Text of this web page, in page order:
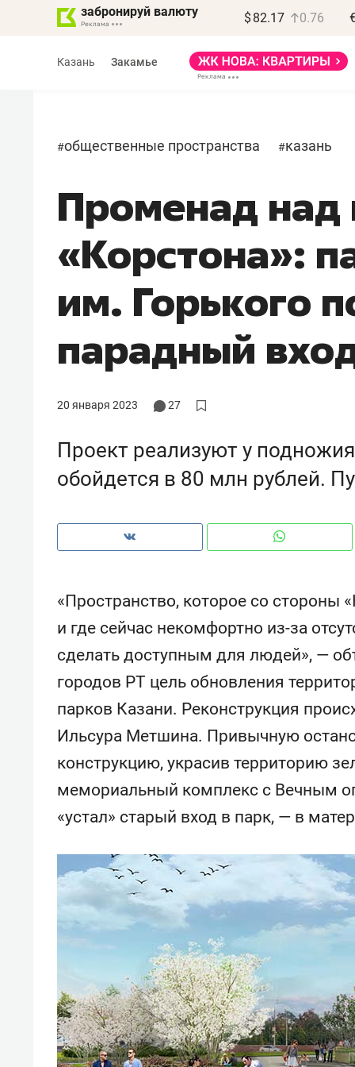
забронируй валюту $ 82.17 0.76
Казань Закамье
#общественные пространства #казань
Променад над
«Корстона»:
им. Горького
парадный
20 января 2023 27
Проект реализуют у
обойдется в 80 млн рублей.
«Пространство, которое со стороны
и где сейчас некомфортно из-за
сделать доступным для людей», —
городов РТ цель обновления
парков Казани. Реконструкция
Ильсура Метшина. Привычную
конструкцию, украсив территорию
мемориальный комплекс с Вечным
«устал» старый вход в парк, — в
Василь Мазитов
МАРТ
«Не зная местных
потерять минимум
полгода»
Как бизнесу выйти на зарубежные
рынки, почему надо знать
Оставить шум за волной: как
строят тишину в казанском
ЖК «Заря»
когда
свою